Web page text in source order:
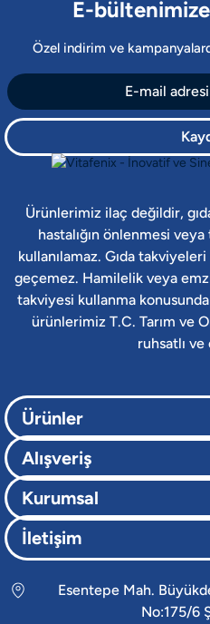
E-
Özel indirim ve
Ürünlerimiz ilaç değildir,
hastalığın önlenmesi
kullanılamaz. Gıda
geçemez. Hamilelik veya
takviyesi kullanma konusunda
ürünlerimiz T.C. Tarım ve
ruhsatlı ve
Ürünler
Alışveriş
Kurumsal
İletişim
Esentepe Mah.
No:175/6